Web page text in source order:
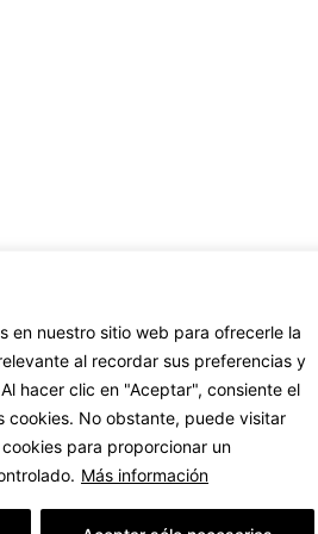
en nuestro sitio web para ofrecerle la
al recordar sus preferencias y
hacer clic en "Aceptar", consiente el
cookies. No obstante, puede visitar
para proporcionar un
Más información
Llámanos